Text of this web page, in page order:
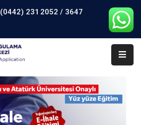
231 2052 / 3647